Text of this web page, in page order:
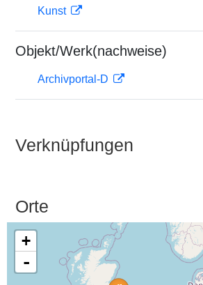
Kunst
Objekt/Werk(nachweise)
Archivportal-D
Verknüpfungen
Orte
+
-